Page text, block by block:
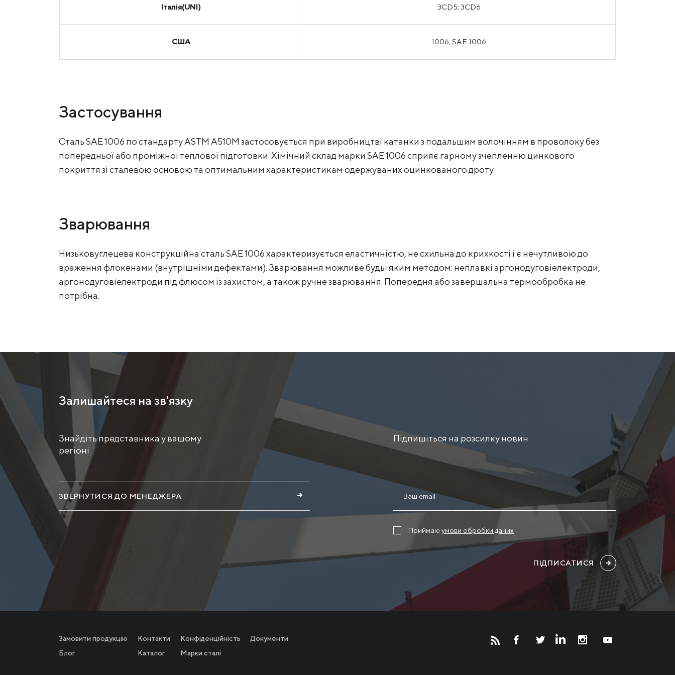
Італія(UNI) 3CD5; 3CD6
США 1006, SAE 1006
Застосування
Сталь SAE 1006 по стандарту ASTM A510M застосовується при виробництві катанки з подальшим волочінням в проволоку без
попередньої або проміжної теплової підготовки. Хімічний склад марки SAE 1006 сприяє гарному зчепленню цинкового
покриття зі сталевою основою та оптимальним характеристикам одержуваних оцинкованого дроту.
Зварювання
Низьковуглецева конструкційна сталь SAE 1006 характеризується еластичністю, не схильна до крихкості і є нечутливою до
враження флокенами (внутрішніми дефектами). Зварювання можливе будь-яким методом: неплавкі аргонодуговіелектроди,
аргонодуговіелектроди під флюсом із захистом, а також ручне зварювання. Попередня або завершальна термообробка не
потрібна.
Залишайтеся на зв'язку
Знайдіть представника у вашому
регіоні
Підпишіться на розсилку новин
ЗВЕРНУТИСЯ ДО МЕНЕДЖЕРА
Приймаю умови обробки даних
ПІДПИСАТИСЯ
Замовити продукцію
Блог
Контакти
Каталог
Конфіденційність
Марки сталі
Документи
Инвесторам